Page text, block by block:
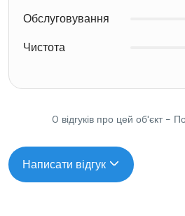
Обслуговування
Чистота
0 відгуків про цей об'єкт -
Написати відгук